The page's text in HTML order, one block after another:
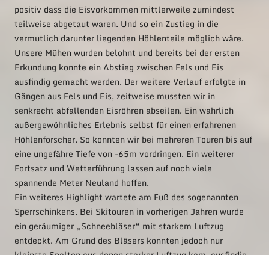
positiv dass die Eisvorkommen mittlerweile zumindest
teilweise abgetaut waren. Und so ein Zustieg in die
vermutlich darunter liegenden Höhlenteile möglich wäre.
Unsere Mühen wurden belohnt und bereits bei der ersten
Erkundung konnte ein Abstieg zwischen Fels und Eis
ausfindig gemacht werden. Der weitere Verlauf erfolgte in
Gängen aus Fels und Eis, zeitweise mussten wir in
senkrecht abfallenden Eisröhren abseilen. Ein wahrlich
außergewöhnliches Erlebnis selbst für einen erfahrenen
Höhlenforscher. So konnten wir bei mehreren Touren bis auf
eine ungefähre Tiefe von -65m vordringen. Ein weiterer
Fortsatz und Wetterführung lassen auf noch viele
spannende Meter Neuland hoffen.
Ein weiteres Highlight wartete am Fuß des sogenannten
Sperrschinkens. Bei Skitouren in vorherigen Jahren wurde
ein geräumiger „Schneebläser“ mit starkem Luftzug
entdeckt. Am Grund des Bläsers konnten jedoch nur